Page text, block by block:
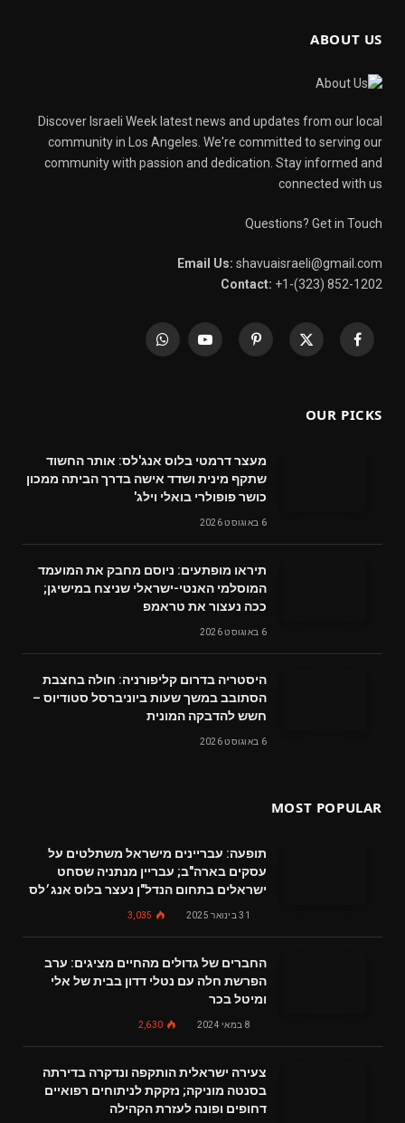
ABOUT US
Discover Israeli Week latest news and updates from our local
community in Los Angeles. We're committed to serving our
community with passion and dedication. Stay informed and
connected with us
Questions? Get in Touch
Email Us: shavuaisraeli@gmail.com
Contact: +1-(323) 852-1202
Facebook
X
Pinterest
YouTube
WhatsApp
OUR PICKS
מעצר דרמטי בלוס אנג'לס: אותר החשוד
שתקף מינית ושדד אישה בדרך הביתה ממכון
כושר פופולרי בואלי וילג'
6 באוגוסט 2026
תיראו מופתעים: ניוסם מחבק את המועמד
המוסלמי האנטי-ישראלי שניצח במישיגן;
ככה נעצור את טראמפ
6 באוגוסט 2026
היסטריה בדרום קליפורניה: חולה בחצבת
הסתובב במשך שעות ביוניברסל סטודיוס –
חשש להדבקה המונית
6 באוגוסט 2026
MOST POPULAR
תופעה: עבריינים מישראל משתלטים על
עסקים בארה"ב; עבריין מנתניה שסחט
ישראלים בתחום הנדל"ן נעצר בלוס אנג׳לס
31 בינואר 2025 3,035
החברים של גדולים מהחיים מציגים: ערב
הפרשת חלה עם נטלי דדון בבית של אלי
ומיטל בכר
8 במאי 2024 2,630
צעירה ישראלית הותקפה ונדקרה בדירתה
בסנטה מוניקה; נזקקת לניתוחים רפואיים
דחופים ופונה לעזרת הקהילה